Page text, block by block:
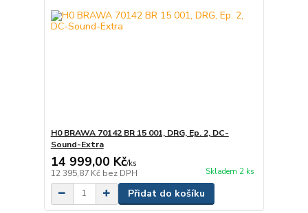
H0 BRAWA 70142 BR 15 001, DRG, Ep. 2, DC-
Sound-Extra
14 999,00 Kč/ks
12 395,87 Kč bez DPH Skladem 2 ks
Přidat do košíku